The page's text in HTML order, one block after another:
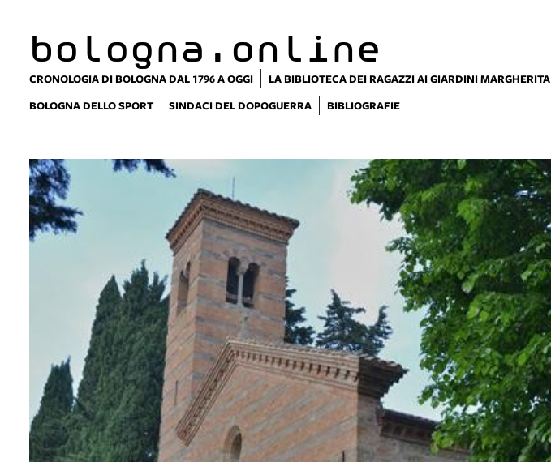
bologna.online
CRONOLOGIA DI BOLOGNA DAL 1796 A OGGI LA BIBLIOTECA DEI RAGAZZI AI GIARDINI MARGHERITA
BOLOGNA DELLO SPORT
SINDACI DEL DOPOGUERRA BIBLIOGRAFIE